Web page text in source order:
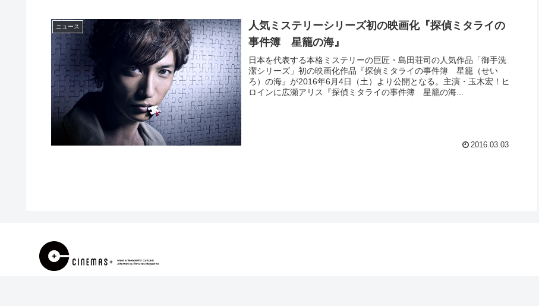
ニュース
人気ミステリーシリーズ初の映画化『探偵ミタライの
事件簿 星籠の海』
日本を代表する本格ミステリーの巨匠・島田荘司の人気作品「御手洗
潔シリーズ」初の映画化作品『探偵ミタライの事件簿 星籠（せい
ろ）の海』が2016年6月4日（土）より公開となる。主演・玉木宏！ヒ
ロインに広瀬アリス『探偵ミタライの事件簿 星籠の海...
2016.03.03